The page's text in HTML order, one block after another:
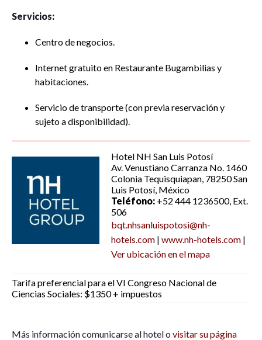
Servicios:
Centro de negocios.
Internet gratuito en Restaurante Bugambilias y
habitaciones.
Servicio de transporte (con previa reservación y
sujeto a disponibilidad).
Hotel NH San Luis Potosí
Av. Venustiano Carranza No. 1460
Colonia Tequisquiapan, 78250 San
Luis Potosí, México
Teléfono: +52 444 1236500, Ext.
506
bqt.nhsanluispotosi@nh-
hotels.com | www.nh-hotels.com |
Ver ubicación en el mapa
Tarifa preferencial para el VI Congreso Nacional de
Ciencias Sociales: $1350 + impuestos
Más información comunicarse al hotel o visitar su página